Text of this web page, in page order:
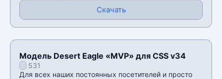
Скачать
Модель Desert Eagle «MVP» для CSS v34
531
Для всех наших постоянных посетителей и просто